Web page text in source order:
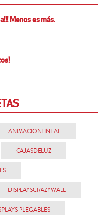
Menos es más.
ANIMACIONLINEAL
CAJASDELUZ
DISPLAYSCRAZYWALL
PLEGABLES